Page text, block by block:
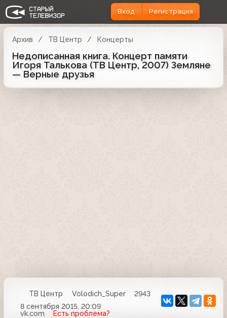
Вход Регистрация
Архив ТВ Центр Концерты
Недописанная книга. Концерт памяти
Игоря Талькова (ТВ Центр, 2007) Земляне
— Верные друзья
ТВ Центр Volodich_Super
2943
8 сентября 2015, 20:09
vk.com
Есть проблема?